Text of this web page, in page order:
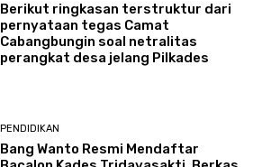
Berikut ringkasan terstruktur dari
pernyataan tegas Camat
Cabangbungin soal netralitas
perangkat desa jelang Pilkades
PENDIDIKAN
Bang Wanto Resmi Mendaftar